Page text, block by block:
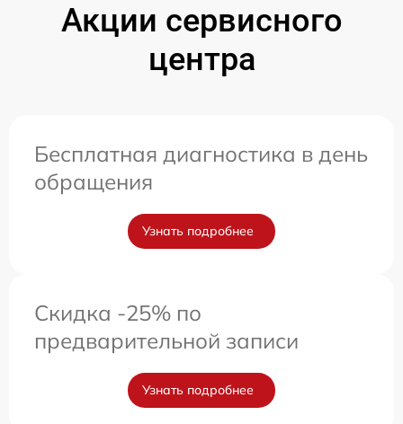
Акции сервисного
центра
Бесплатная диагностика в день
обращения
Узнать подробнее
Скидка -25% по
предварительной записи
Узнать подробнее